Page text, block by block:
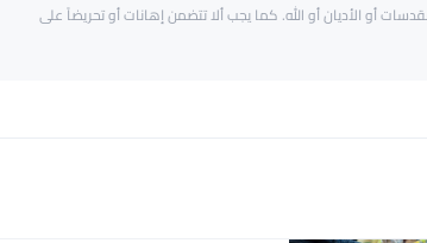
أو الأديان أو الله. كما يجب ألا تتضمن إهانات أو تحريضاً على